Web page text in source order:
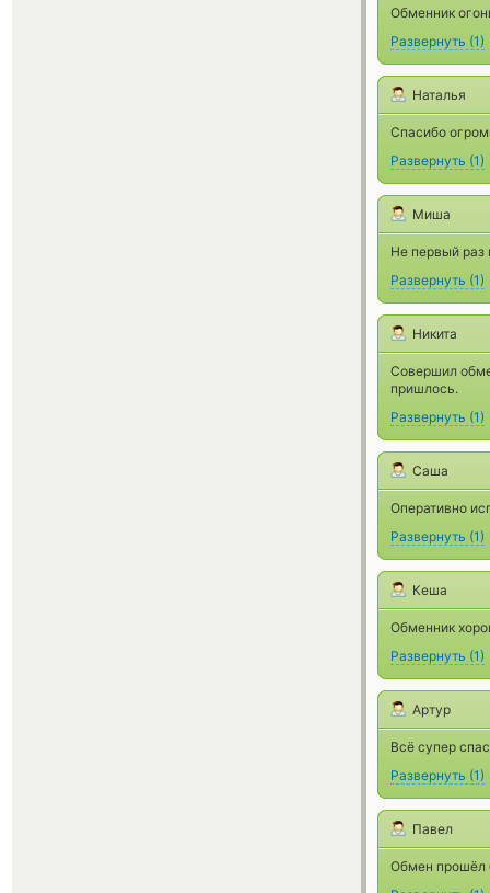
Обменник
Развернуть (1)
Наталья
Спасибо
Развернуть (1)
Миша
Не первый раз
Развернуть (1)
Никита
Совершил
пришлось.
Развернуть (1)
Саша
Оперативно
Развернуть (1)
Кеша
Обменник
Развернуть (1)
Артур
Всё супер
Развернуть (1)
Павел
Обмен прошёл